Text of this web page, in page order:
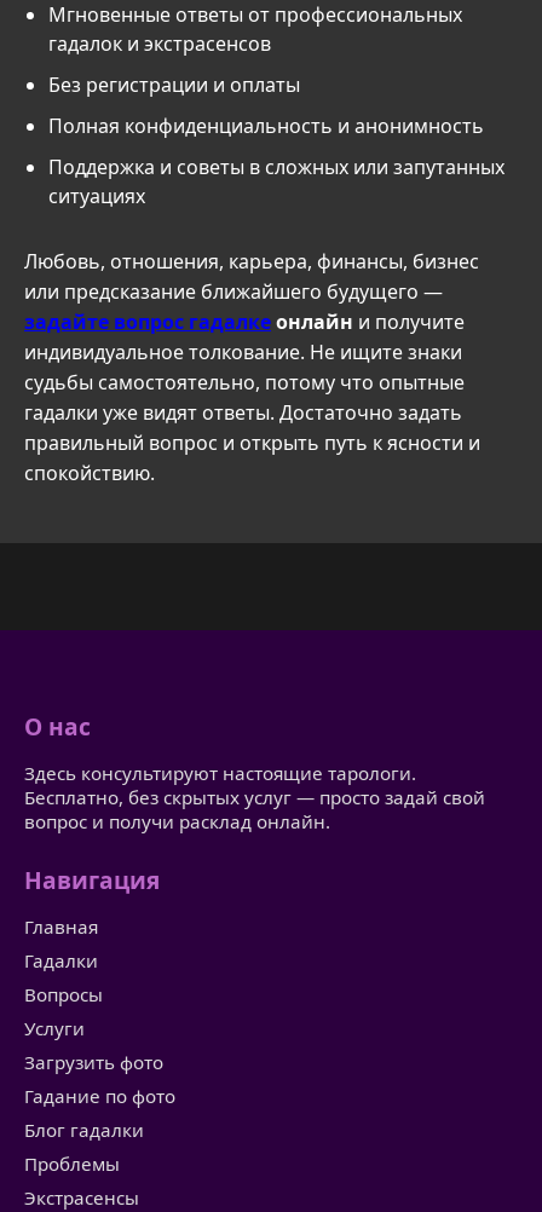
Мгновенные ответы от профессиональных
гадалок и экстрасенсов
Без регистрации и оплаты
Полная конфиденциальность и анонимность
Поддержка и советы в сложных или запутанных
ситуациях
Любовь, отношения, карьера, финансы, бизнес
или предсказание ближайшего будущего —
задайте вопрос гадалкеонлайн и получите
индивидуальное толкование. Не ищите знаки
судьбы самостоятельно, потому что опытные
гадалки уже видят ответы. Достаточно задать
правильный вопрос и открыть путь к ясности и
спокойствию.
О нас
Здесь консультируют настоящие тарологи.
Бесплатно, без скрытых услуг — просто задай свой
вопрос и получи расклад онлайн.
Навигация
Главная
Гадалки
Вопросы
Услуги
Загрузить фото
Гадание по фото
Блог гадалки
Проблемы
Экстрасенсы